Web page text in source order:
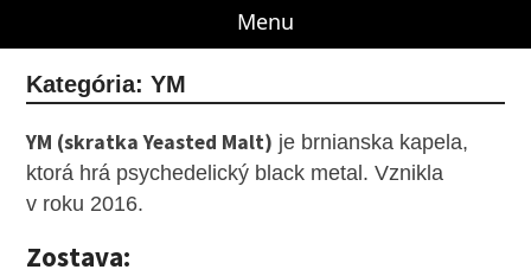
Menu
Kategória: YM
YM (skratka Yeasted Malt) je brnianska kapela,
ktorá hrá psychedelický black metal. Vznikla
v roku 2016.
Zostava: